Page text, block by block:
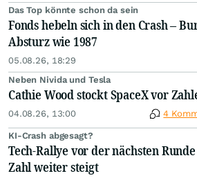
Das Top könnte schon da sein
Fonds hebeln sich in den Crash –
Absturz wie 1987
05.08.26, 18:29
Neben Nivida und Tesla
Cathie Wood stockt SpaceX vor
04.08.26, 13:00 4
KI-Crash abgesagt?
Tech-Rallye vor der nächsten
Zahl weiter steigt